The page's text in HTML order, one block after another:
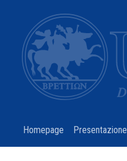
Homepage (current)
Presentazione